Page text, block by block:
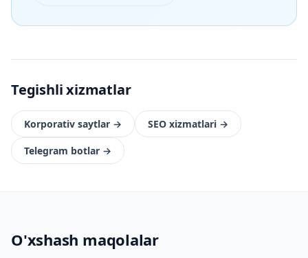
Tegishli xizmatlar
Korporativ saytlar → SEO xizmatlari →
Telegram botlar →
O'xshash maqolalar